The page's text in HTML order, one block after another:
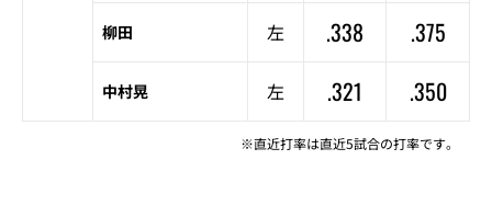
柳田 左 .338 .375
中村晃 左 .321 .350
※直近打率は直近5試合の打率です。